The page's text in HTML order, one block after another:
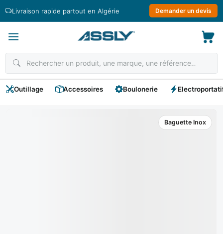
Livraison rapide partout en Algérie Demander un devis
Outillage Accessoires Boulonerie
Baguette Inox